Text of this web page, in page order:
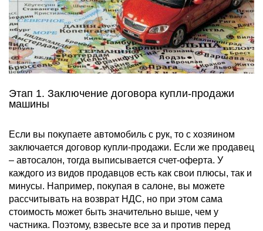
Этап 1. Заключение договора купли-продажи
машины
Если вы покупаете автомобиль с рук, то с хозяином
заключается договор купли-продажи. Если же продавец
– автосалон, тогда выписывается счет-оферта. У
каждого из видов продавцов есть как свои плюсы, так и
минусы. Например, покупая в салоне, вы можете
рассчитывать на возврат НДС, но при этом сама
стоимость может быть значительно выше, чем у
частника. Поэтому, взвесьте все за и против перед